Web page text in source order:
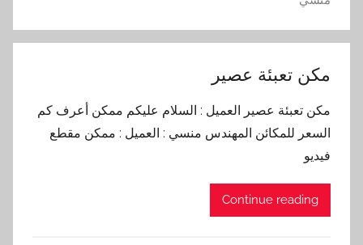
مكن تعبئة عصير
مكن تعبئة عصير العميل : السلام عليكم ممكن أعرف كم
السعر للمكائن المهندس منسي : العميل : ممكن مقطع
فيديو
Continue reading